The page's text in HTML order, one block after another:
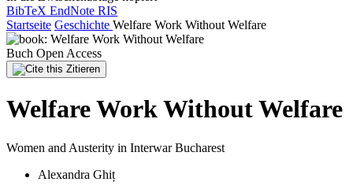
BibTeX EndNote RIS
Startseite Geschichte Welfare Work Without Welfare
Buch Open Access
Zitieren
Welfare Work Without Welfare
Women and Austerity in Interwar Bucharest
Alexandra Ghiț